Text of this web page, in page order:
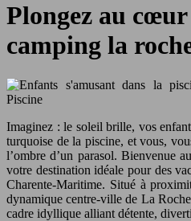
Plongez au cœur
camping la
Imaginez : le soleil brille, vos
turquoise de la piscine, et vous,
l’ombre d’un parasol. Bienvenue
votre destination idéale pour des
Charente-Maritime. Situé à
dynamique centre-ville de La
cadre idyllique alliant détente,